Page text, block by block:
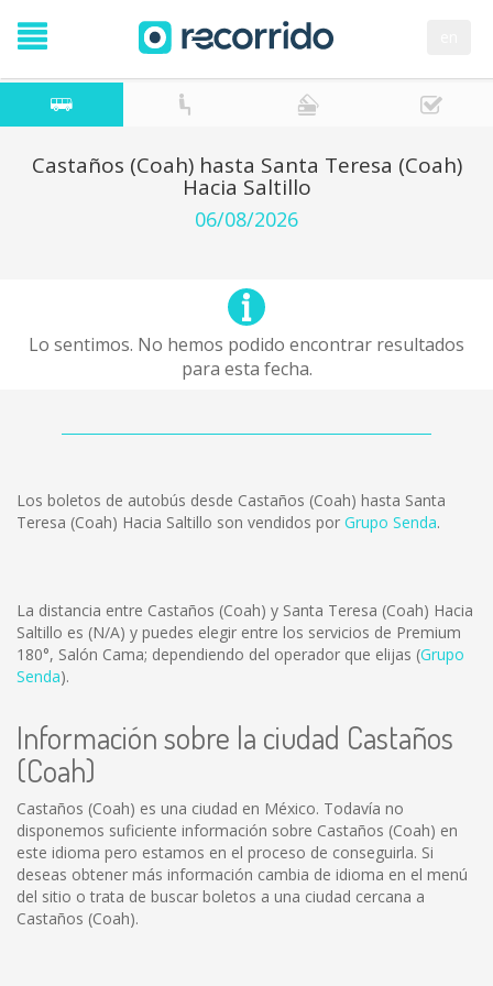
Castaños (Coah) hasta Santa Teresa (Coah)
Hacia Saltillo
06/08/2026
Lo sentimos. No hemos podido encontrar resultados
para esta fecha.
Los boletos de autobús desde Castaños (Coah) hasta Santa
Teresa (Coah) Hacia Saltillo son vendidos por Grupo Senda.
La distancia entre Castaños (Coah) y Santa Teresa (Coah) Hacia
Saltillo es (N/A) y puedes elegir entre los servicios de Premium
180°, Salón Cama; dependiendo del operador que elijas (Grupo
Senda).
Información sobre la ciudad Castaños
(Coah)
Castaños (Coah) es una ciudad en México. Todavía no
disponemos suficiente información sobre Castaños (Coah) en
este idioma pero estamos en el proceso de conseguirla. Si
deseas obtener más información cambia de idioma en el menú
del sitio o trata de buscar boletos a una ciudad cercana a
Castaños (Coah).